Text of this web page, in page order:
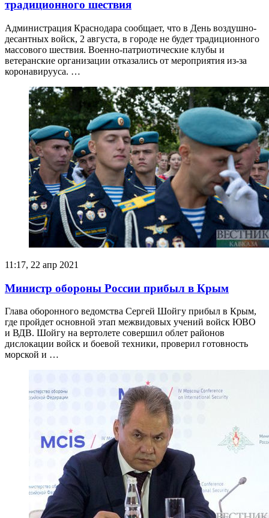
традиционного шествия
Администрация Краснодара сообщает, что в День воздушно-
десантных войск, 2 августа, в городе не будет традиционного
массового шествия. Военно-патриотические клубы и
ветеранские организации отказались от мероприятия из-за
коронавирууса. …
11:17, 22 апр 2021
Министр обороны России прибыл в Крым
Глава оборонного ведомства Сергей Шойгу прибыл в Крым,
где пройдет основной этап межвидовых учений войск ЮВО
и ВДВ. Шойгу на вертолете совершил облет районов
дислокации войск и боевой техники, проверил готовность
морской и …